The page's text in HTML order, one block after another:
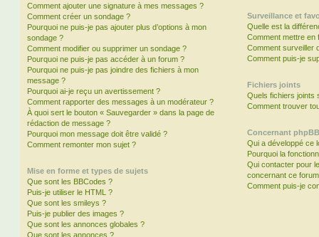
Comment ajouter une signature à mes messages ?
Comment créer un sondage ?
Pourquoi ne puis-je pas ajouter plus d’options à mon
sondage ?
Comment modifier ou supprimer un sondage ?
Pourquoi ne puis-je pas accéder à un forum ?
Pourquoi ne puis-je pas joindre des fichiers à mon
message ?
Pourquoi ai-je reçu un avertissement ?
Comment rapporter des messages à un modérateur ?
À quoi sert le bouton « Sauvegarder » dans la page de
rédaction de message ?
Pourquoi mon message doit être validé ?
Comment remonter mon sujet ?
Mise en forme et types de sujets
Que sont les BBCodes ?
Puis-je utiliser le HTML ?
Que sont les smileys ?
Puis-je publier des images ?
Que sont les annonces globales ?
Que sont les annonces ?
Surveillance et
Quelle est la
Comment mettre en
Comment surveiller
Comment puis-je
Fichiers joints
Quels fichiers joints
Comment trouver
Concernant phpBB
Qui a développé ce
Pourquoi la
Qui contacter pour
concernant ce
Comment puis-je